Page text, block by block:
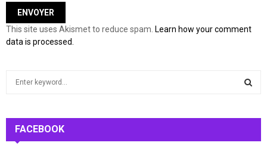
This site uses Akismet to reduce spam. Learn how your comment
data is processed.
FACEBOOK